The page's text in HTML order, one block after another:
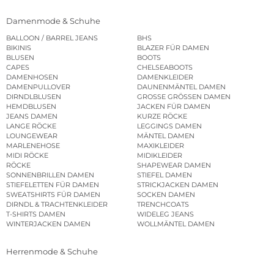
Damenmode & Schuhe
BALLOON / BARREL JEANS
BHS
BIKINIS
BLAZER FÜR DAMEN
BLUSEN
BOOTS
CAPES
CHELSEABOOTS
DAMENHOSEN
DAMENKLEIDER
DAMENPULLOVER
DAUNENMÄNTEL DAMEN
DIRNDLBLUSEN
GROSSE GRÖSSEN DAMEN
HEMDBLUSEN
JACKEN FÜR DAMEN
JEANS DAMEN
KURZE RÖCKE
LANGE RÖCKE
LEGGINGS DAMEN
LOUNGEWEAR
MÄNTEL DAMEN
MARLENEHOSE
MAXIKLEIDER
MIDI RÖCKE
MIDIKLEIDER
RÖCKE
SHAPEWEAR DAMEN
SONNENBRILLEN DAMEN
STIEFEL DAMEN
STIEFELETTEN FÜR DAMEN
STRICKJACKEN DAMEN
SWEATSHIRTS FÜR DAMEN
SOCKEN DAMEN
DIRNDL & TRACHTENKLEIDER
TRENCHCOATS
T-SHIRTS DAMEN
WIDELEG JEANS
WINTERJACKEN DAMEN
WOLLMÄNTEL DAMEN
Herrenmode & Schuhe